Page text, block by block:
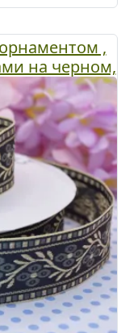
,
на черном,